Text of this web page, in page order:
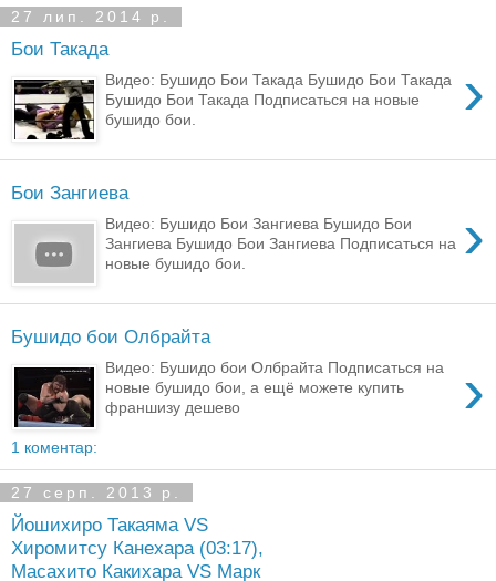
27 лип. 2014 р.
Бои Такада
›
Видео: Бушидо Бои Такада Бушидо Бои Такада
Бушидо Бои Такада Подписаться на новые
бушидо бои.
Бои Зангиева
›
Видео: Бушидо Бои Зангиева Бушидо Бои
Зангиева Бушидо Бои Зангиева Подписаться на
новые бушидо бои.
Бушидо бои Олбрайта
›
Видео: Бушидо бои Олбрайта Подписаться на
новые бушидо бои, а ещё можете купить
франшизу дешево
1 коментар:
27 серп. 2013 р.
Йошихиро Такаяма VS
Хиромитсу Канехара (03:17),
Масахито Какихара VS Марк